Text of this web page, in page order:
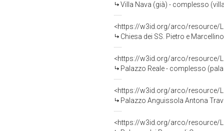
Villa Nava (già) - complesso
<https://w3id.org/arco/resource/
Chiesa dei SS. Pietro e
<https://w3id.org/arco/resource/
Palazzo Reale - complesso
<https://w3id.org/arco/resource/
Palazzo Anguissola Antona
<https://w3id.org/arco/resource/